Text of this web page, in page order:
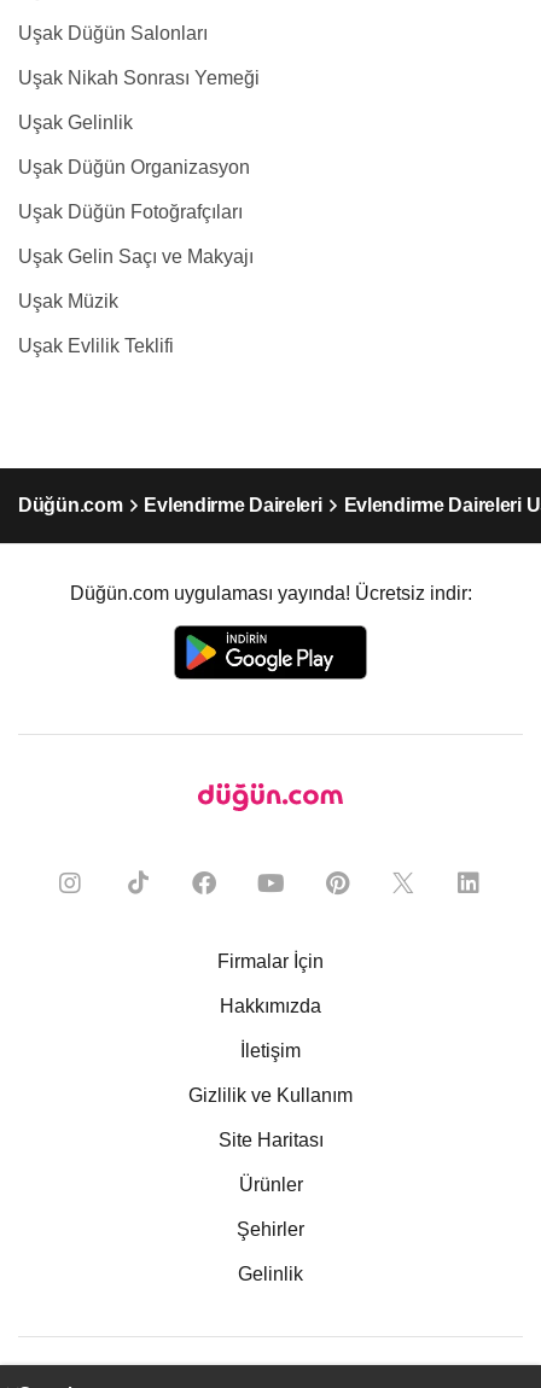
Uşak Düğün Salonları
Uşak Nikah Sonrası Yemeği
Uşak Gelinlik
Uşak Düğün Organizasyon
Uşak Düğün Fotoğrafçıları
Uşak Gelin Saçı ve Makyajı
Uşak Müzik
Uşak Evlilik Teklifi
Düğün.com Evlendirme Daireleri Evlendirme Daireleri
Düğün.com uygulaması yayında! Ücretsiz indir:
Firmalar İçin
Hakkımızda
İletişim
Gizlilik ve Kullanım
Site Haritası
Ürünler
Şehirler
Gelinlik